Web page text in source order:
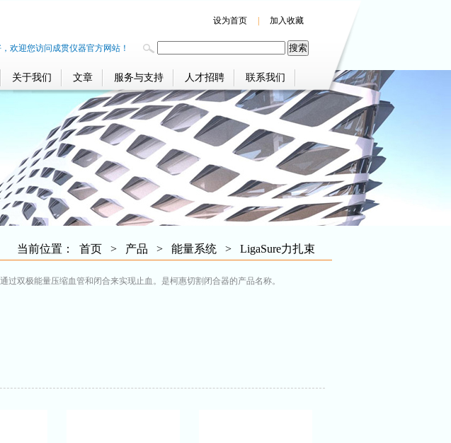
设为首页 加入收藏
欢迎您访问成贯仪器官方网站！
关于我们 文章 服务与支持 人才招聘 联系我们
当前位置： 首页 > 产品 > 能量系统 > LigaSure力扎束
过双极能量压缩血管和闭合来实现止血。是柯惠切割闭合器的产品名称。